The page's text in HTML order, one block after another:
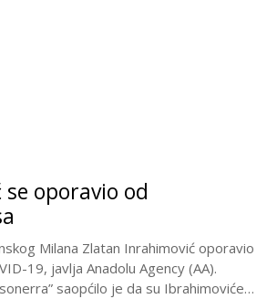
oporavio od
Milana Zlatan Inrahimović oporavio
19, javlja Anadolu Agency (AA).
saopćilo je da su Ibrahimovićevi